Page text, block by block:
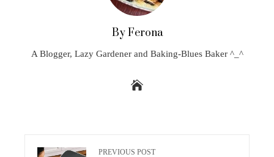
By Ferona
A Blogger, Lazy Gardener and Baking-Blues Baker ^_^
PREVIOUS POST